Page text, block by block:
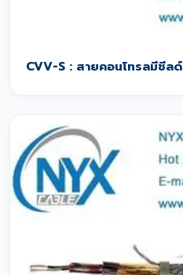
CVV-S : สายคอนโทรลมีชีลด์